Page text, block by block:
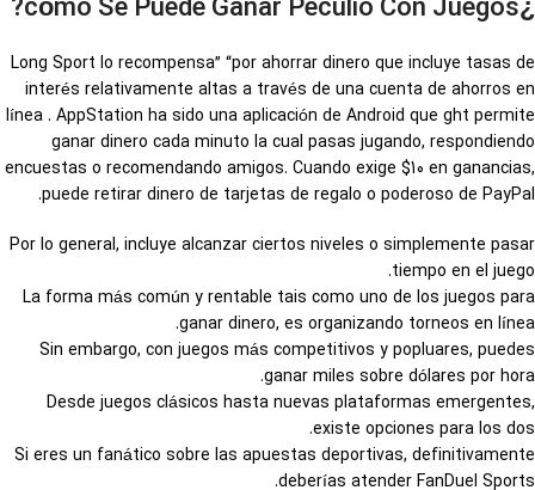
¿cómo Se Puede Ganar Peculio Con Juegos?
Long Sport lo recompensa” “por ahorrar dinero que incluye tasas de
interés relativamente altas a través de una cuenta de ahorros en
línea . AppStation ha sido una aplicación de Android que ght permite
ganar dinero cada minuto la cual pasas jugando, respondiendo
encuestas o recomendando amigos. Cuando exige $10 en ganancias,
puede retirar dinero de tarjetas de regalo o poderoso de PayPal.
Por lo general, incluye alcanzar ciertos niveles o simplemente pasar
tiempo en el juego.
La forma más común y rentable tais como uno de los juegos para
ganar dinero, es organizando torneos en línea.
Sin embargo, con juegos más competitivos y popluares, puedes
ganar miles sobre dólares por hora.
Desde juegos clásicos hasta nuevas plataformas emergentes,
existe opciones para los dos.
Si eres un fanático sobre las apuestas deportivas, definitivamente
deberías atender FanDuel Sports.